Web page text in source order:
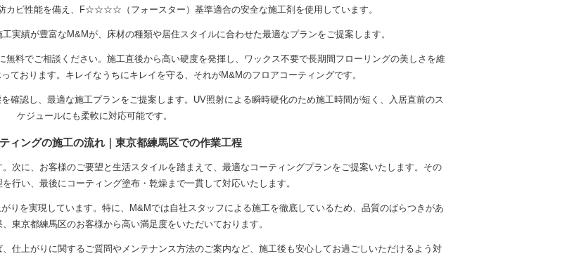
カビ性能を備え、F☆☆☆☆（フォースター）基準適合の安全な施工剤を使用しています。
実績が豊富なM&Mが、床材の種類や居住スタイルに合わせた最適なプランをご提案します。
料でご相談ください。施工直後から高い硬度を発揮し、ワックス不要で長期間フローリングの美しさを維
ております。キレイなうちにキレイを守る、それがM&Mのフロアコーティングです。
確認し、最適な施工プランをご提案します。UV照射による瞬時硬化のため施工時間が短く、入居直前のス
ケジュールにも柔軟に対応可能です。
ィングの施工の流れ｜東京都練馬区での作業工程
次に、お客様のご要望と生活スタイルを踏まえて、最適なコーティングプランをご提案いたします。その
行い、最後にコーティング塗布・乾燥まで一貫して対応いたします。
りを実現しています。特に、M&Mでは自社スタッフによる施工を徹底しているため、品質のばらつきがあ
東京都練馬区のお客様から高い満足度をいただいております。
仕上がりに関するご質問やメンテナンス方法のご案内など、施工後も安心してお過ごしいただけるよう対